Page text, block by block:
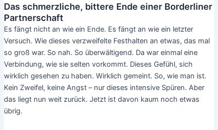
Das schmerzliche, bittere Ende einer Borderliner
Partnerschaft
Es fängt nicht an wie ein Ende. Es fängt an wie ein letzter
Versuch. Wie dieses verzweifelte Festhalten an etwas, das mal
so groß war. So nah. So überwältigend. Da war einmal eine
Verbindung, wie sie selten vorkommt. Dieses Gefühl, sich
wirklich gesehen zu haben. Wirklich gemeint. So, wie man ist.
Kein Zweifel, keine Angst – nur dieses intensive Spüren. Aber
das liegt nun weit zurück. Jetzt ist davon kaum noch etwas
übrig.